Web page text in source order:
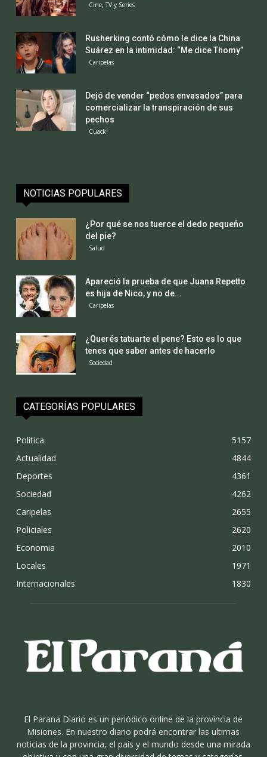
Cine, TV y Series
Rusherking contó cómo le dice la China
Suárez en la intimidad: “Me dice Thomy”
Caripelas
Dejó de vender “pedos envasados” para
comercializar la transpiración de sus
pechos
Cuack!
NOTICIAS POPULARES
¿Por qué se nos tuerce el dedo pequeño
del pie?
Salud
Apareció la prueba de que Juana Repetto
es hija de Nico, y no de...
Caripelas
¿Querés tatuarte el pene? Esto es lo que
tenes que saber antes de hacerlo
Sociedad
CATEGORÍAS POPULARES
Politica
5157
Actualidad
4844
Deportes
4361
Sociedad
4262
Caripelas
2655
Policiales
2620
Economia
2010
Locales
1971
Internacionales
1830
El Parana Diario es un periódico online de la provincia de
Misiones. En nuestro diario podrá encontrar las ultimas
noticias de la provincia, el país y el mundo desde una mirada